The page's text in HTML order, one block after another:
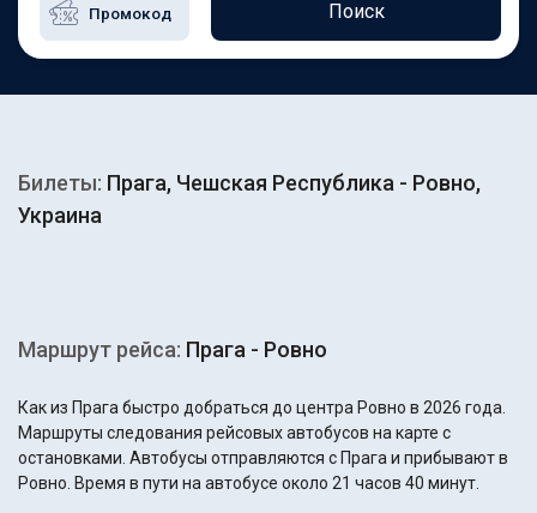
Поиск
Билеты: Прага, Чешская Республика - Ровно,
Украина
Маршрут рейса: Прага - Ровно
Как из Прага быстро добраться до центра Ровно в 2026 года.
Маршруты следования рейсовых автобусов на карте с
остановками. Автобусы отправляются с Прага и прибывают в
Ровно. Время в пути на автобусе около 21 часов 40 минут.